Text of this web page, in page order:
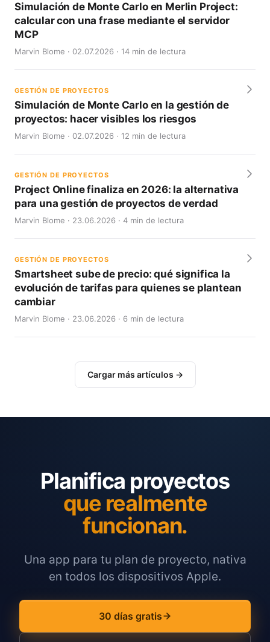
Simulación de Monte Carlo en Merlin Project:
calcular con una frase mediante el servidor
MCP
Marvin Blome · 02.07.2026 · 14 min de lectura
GESTIÓN DE PROYECTOS
Simulación de Monte Carlo en la gestión de
proyectos: hacer visibles los riesgos
Marvin Blome · 02.07.2026 · 12 min de lectura
GESTIÓN DE PROYECTOS
Project Online finaliza en 2026: la alternativa
para una gestión de proyectos de verdad
Marvin Blome · 23.06.2026 · 4 min de lectura
GESTIÓN DE PROYECTOS
Smartsheet sube de precio: qué significa la
evolución de tarifas para quienes se plantean
cambiar
Marvin Blome · 23.06.2026 · 6 min de lectura
Cargar más artículos →
Planifica proyectos
que realmente
funcionan.
Una app para tu plan de proyecto, nativa
en todos los dispositivos Apple.
30 días gratis